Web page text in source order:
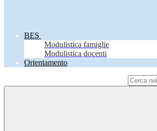
BES
Modulistica famiglie
Modulistica docenti
Orientamento